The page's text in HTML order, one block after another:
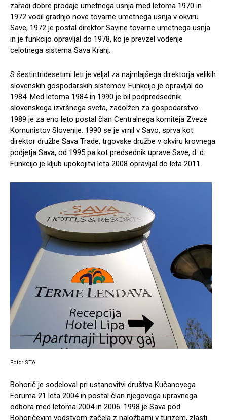
zaradi dobre prodaje umetnega usnja med letoma 1970 in
1972 vodil gradnjo nove tovarne umetnega usnja v okviru
Save, 1972 je postal direktor Savine tovarne umetnega usnja
in je funkcijo opravljal do 1978, ko je prevzel vodenje
celotnega sistema Sava Kranj.
S šestintridesetimi leti je veljal za najmlajšega direktorja velikih
slovenskih gospodarskih sistemov. Funkcijo je opravljal do
1984. Med letoma 1984 in 1990 je bil podpredsednik
slovenskega izvršnega sveta, zadolžen za gospodarstvo.
1989 je za eno leto postal član Centralnega komiteja Zveze
Komunistov Slovenije. 1990 se je vrnil v Savo, sprva kot
direktor družbe Sava Trade, trgovske družbe v okviru krovnega
podjetja Sava, od 1995 pa kot predsednik uprave Save, d. d.
Funkcijo je kljub upokojitvi leta 2008 opravljal do leta 2011.
Foto: STA
Bohorič je sodeloval pri ustanovitvi društva Kučanovega
Foruma 21 leta 2004 in postal član njegovega upravnega
odbora med letoma 2004 in 2006. 1998 je Sava pod
Bohoričevim vodstvom začela z naložbami v turizem, zlasti